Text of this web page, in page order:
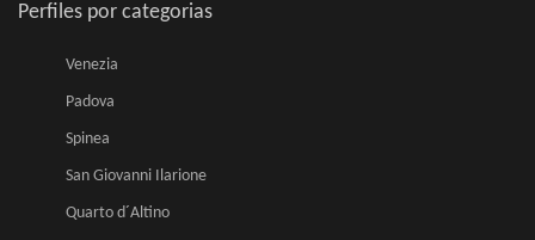
Perfiles por categorias
Venezia
Padova
Spinea
San Giovanni Ilarione
Quarto d´Altino